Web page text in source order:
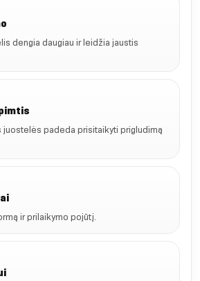
dengia daugiau ir leidžia jaustis
juostelės padeda prisitaikyti prigludimą
ir prilaikymo pojūtį.